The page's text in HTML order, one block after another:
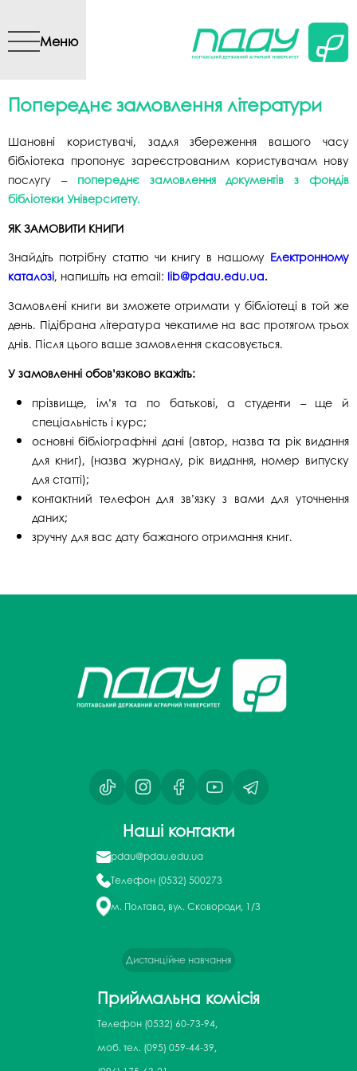
вмісту
Меню
Попереднє замовлення літератури
Шановні користувачі, задля збереження вашого часу
бібліотека пропонує зареєстрованим користувачам нову
послугу – попереднє замовлення документів з фондів
бібліотеки Університету.
ЯК ЗАМОВИТИ КНИГИ
Знайдіть потрібну статтю чи книгу в нашому Електронному
каталозі, напишіть на email: lib@pdau.edu.ua.
Замовлені книги ви зможете отримати у бібліотеці в той же
день. Підібрана література чекатиме на вас протягом трьох
днів. Після цього ваше замовлення скасовується.
У замовленні обов’язково вкажіть:
прізвище, ім’я та по батькові, а студенти – ще й
спеціальність і курс;
основні бібліографічні дані (автор, назва та рік видання
для книг), (назва журналу, рік видання, номер випуску
для статті);
контактний телефон для зв’язку з вами для уточнення
даних;
зручну для вас дату бажаного отримання книг.
Наші контакти
pdau@pdau.edu.ua
Телефон (0532) 500273
м. Полтава, вул. Сковороди, 1/3
Дистанційне навчання
Приймальна комісія
Телефон (0532) 60-73-94,
моб. тел. (095) 059-44-39,